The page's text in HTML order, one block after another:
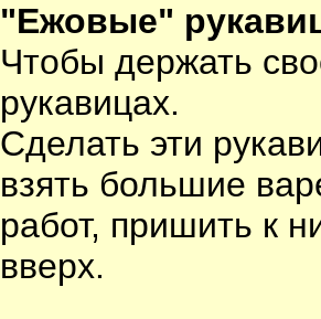
"Ежовые"
Чтобы держать
рукавицах.
Сделать эти
взять большие
работ, пришить к
вверх.